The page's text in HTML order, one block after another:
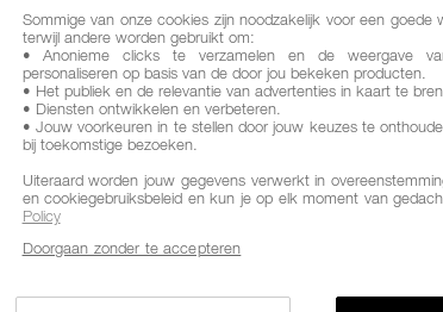
Voordelen
dekking
Variaties
HUIDTINT
Sommige van onze cookies zijn noodzakelijk voor een goede
terwijl andere worden gebruikt om:
• Anonieme clicks te verzamelen en de weergave
personaliseren op basis van de door jou bekeken producten.
• Het publiek en de relevantie van advertenties in kaart te
• Diensten ontwikkelen en verbeteren.
• Jouw voorkeuren in te stellen door jouw keuzes te
bij toekomstige bezoeken.
Uiteraard worden jouw gegevens verwerkt in
en cookiegebruiksbeleid en kun je op elk moment van
Policy
Doorgaan zonder te accepteren